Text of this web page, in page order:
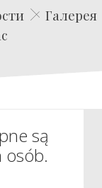
Film Agencja Aktorska
Галерея
są
osób.